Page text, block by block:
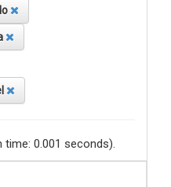
0.001 seconds).